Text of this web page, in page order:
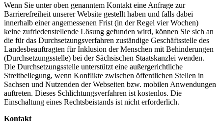
Wenn Sie unter oben genanntem Kontakt eine Anfrage zur
Barrierefreiheit unserer Website gestellt haben und falls dabei
innerhalb einer angemessenen Frist (in der Regel vier Wochen)
keine zufriedenstellende Lösung gefunden wird, können Sie sich an
die für das Durchsetzungsverfahren zuständige Geschäftsstelle des
Landesbeauftragten für Inklusion der Menschen mit Behinderungen
(Durchsetzungsstelle) bei der Sächsischen Staatskanzlei wenden.
Die Durchsetzungsstelle unterstützt eine außergerichtliche
Streitbeilegung, wenn Konflikte zwischen öffentlichen Stellen in
Sachsen und Nutzenden der Webseiten bzw. mobilen Anwendungen
auftreten. Dieses Schlichtungsverfahren ist kostenlos. Die
Einschaltung eines Rechtsbeistands ist nicht erforderlich.
Kontakt